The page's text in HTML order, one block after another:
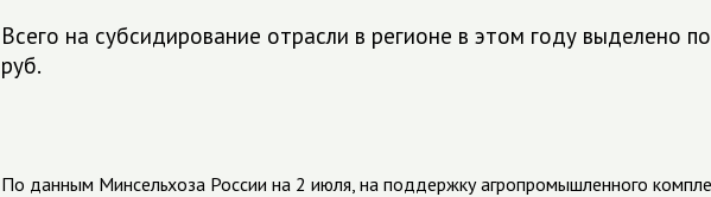
Всего на субсидирование отрасли в регионе в этом году выделено
руб.
По данным Минсельхоза России на 2 июля, на поддержку агропромышленного